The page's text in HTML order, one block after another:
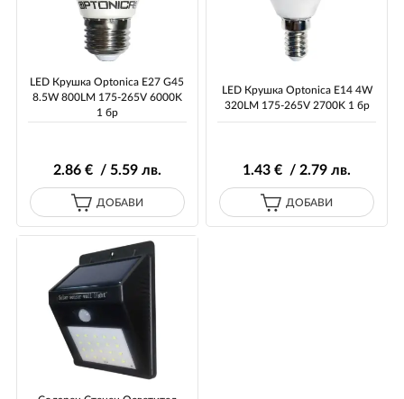
LED Крушка Optonica E27 G45
8.5W 800LM 175-265V 6000K
1 бр
2.86€ / 5.59лв.
ДОБАВИ
LED Крушка Optonica E14 4W
320LM 175-265V 2700K 1 бр
1.43 € / 2.79 лв.
ДОБАВИ